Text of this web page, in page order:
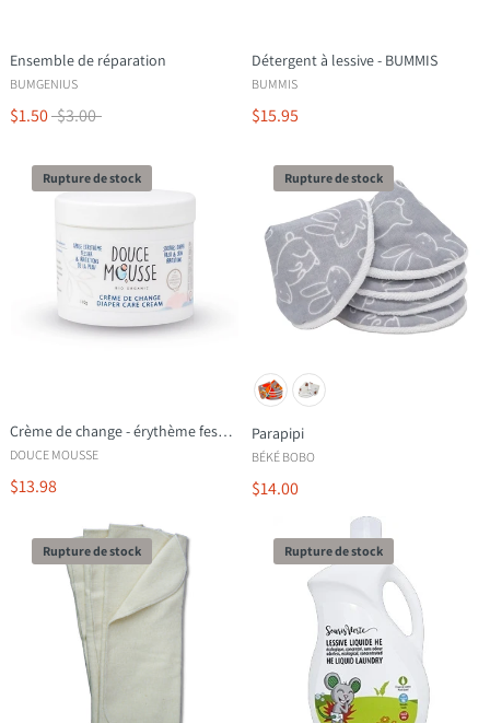
Ensemble de réparation
BUMGENIUS
$1.50 $3.00
Détergent à lessive - BUMMIS
BUMMIS
$15.95
Rupture de stock
Crème de change - érythème fessier
DOUCE MOUSSE
$13.98
Rupture de stock
Parapipi
BÉKÉ BOBO
$14.00
Rupture de stock Rupture de stock